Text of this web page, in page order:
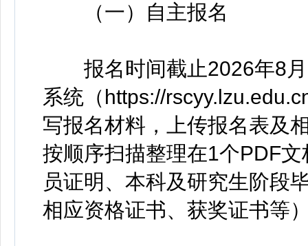
（一）自主报名
报名时间截止2026年8月
系统（https://
写报名材料，上传报名表及
按顺序扫描整理在1个PDF
员证明、本科及研究生阶段
相应资格证书、获奖证书等